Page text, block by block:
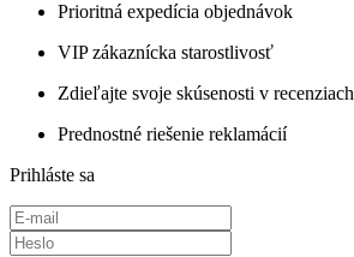
Prioritná expedícia objednávok
VIP zákaznícka starostlivosť
Zdieľajte svoje skúsenosti v recenziach
Prednostné riešenie reklamácií
Prihláste sa